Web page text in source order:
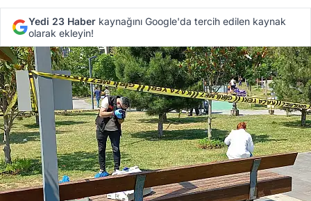
Yedi 23 Haber kaynağını Google'da tercih edilen kaynak
olarak ekleyin!